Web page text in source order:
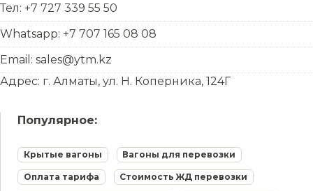
Тел: +7 727 339 55 50
Whatsapp: +7 707 165 08 08
Email: sales@ytm.kz
Адрес: г. Алматы, ул. Н. Коперника, 124Г
Популярное:
Крытые вагоны Вагоны для перевозки
Оплата тарифа Стоимость ЖД перевозки